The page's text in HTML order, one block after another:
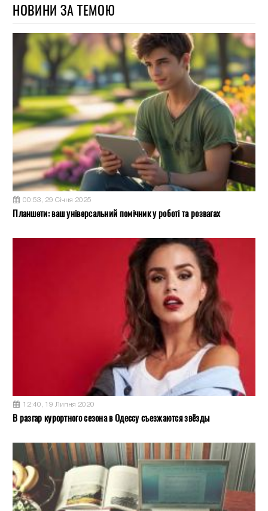
НОВИНИ ЗА ТЕМОЮ
00:53, 29 Січня 2025
Планшети: ваш універсальний помічник у роботі та розвагах
12:40, 19 Липня 2020
В разгар курортного сезона в Одессу съезжаются звёзды